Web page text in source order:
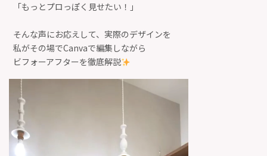
「もっとプロっぽく見せたい！」
そんな声にお応えして、実際のデザインを
私がその場でCanvaで編集しながら
ビフォーアフターを徹底解説